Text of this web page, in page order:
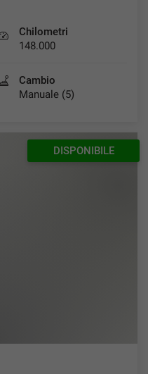
Chilometri
148.000
Cambio
Manuale (5)
DISPONIBILE